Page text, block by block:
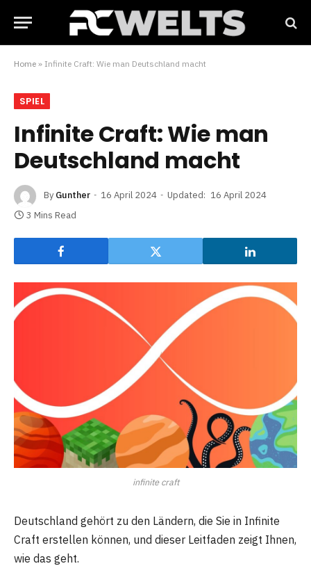
Home » Infinite Craft: Wie man Deutschland macht
SPIEL
Infinite Craft: Wie man
Deutschland macht
By Gunther 16 April 2024 Updated: 16 April 2024
3 Mins Read
infinite craft
Deutschland gehört zu den Ländern, die Sie in Infinite
Craft erstellen können, und dieser Leitfaden zeigt Ihnen,
wie das geht.